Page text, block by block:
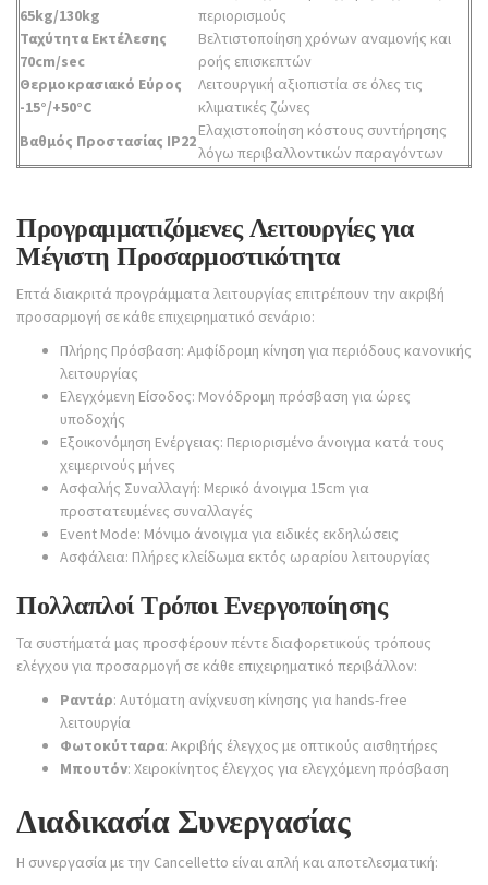
65kg/130kg
περιορισμούς
Ταχύτητα Εκτέλεσης
70cm/sec
Βελτιστοποίηση χρόνων αναμονής και
ροής επισκεπτών
Θερμοκρασιακό Εύρος
-15°/+50°C
Λειτουργική αξιοπιστία σε όλες τις
κλιματικές ζώνες
Βαθμός Προστασίας IP22
Ελαχιστοποίηση κόστους συντήρησης
λόγω περιβαλλοντικών παραγόντων
Προγραμματιζόμενες Λειτουργίες για
Μέγιστη Προσαρμοστικότητα
Επτά διακριτά προγράμματα λειτουργίας επιτρέπουν την ακριβή
προσαρμογή σε κάθε επιχειρηματικό σενάριο:
Πλήρης Πρόσβαση: Αμφίδρομη κίνηση για περιόδους κανονικής
λειτουργίας
Ελεγχόμενη Είσοδος: Μονόδρομη πρόσβαση για ώρες
υποδοχής
Εξοικονόμηση Ενέργειας: Περιορισμένο άνοιγμα κατά τους
χειμερινούς μήνες
Ασφαλής Συναλλαγή: Μερικό άνοιγμα 15cm για
προστατευμένες συναλλαγές
Event Mode: Μόνιμο άνοιγμα για ειδικές εκδηλώσεις
Ασφάλεια: Πλήρες κλείδωμα εκτός ωραρίου λειτουργίας
Πολλαπλοί Τρόποι Ενεργοποίησης
Τα συστήματά μας προσφέρουν πέντε διαφορετικούς τρόπους
ελέγχου για προσαρμογή σε κάθε επιχειρηματικό περιβάλλον:
Ραντάρ: Αυτόματη ανίχνευση κίνησης για hands-free
λειτουργία
Φωτοκύτταρα: Ακριβής έλεγχος με οπτικούς αισθητήρες
Μπουτόν: Χειροκίνητος έλεγχος για ελεγχόμενη πρόσβαση
Διαδικασία Συνεργασίας
Η συνεργασία με την Cancelletto είναι απλή και αποτελεσματική: